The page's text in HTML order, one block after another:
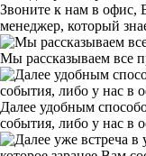
Звоните к нам в офис,
менеджер, который
Мы рассказываем все
Далее удобным
события, либо у нас в